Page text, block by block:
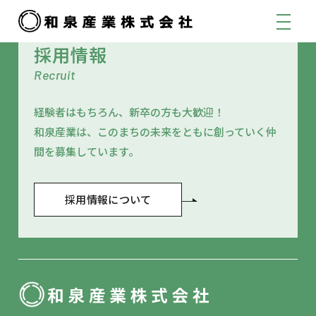
採用情報
Recruit
経験者はもちろん、新卒の方も大歓迎！
和泉産業は、このまちの未来をともに創っていく仲
間を募集しています。
採用情報について